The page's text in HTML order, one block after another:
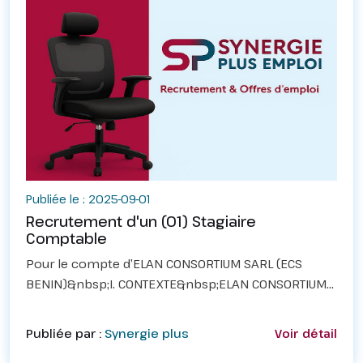
Publiée le : 2025-09-01
Recrutement d'un (01) Stagiaire
Comptable
Pour le compte d’ELAN CONSORTIUM SARL (ECS
BENIN)&nbsp;I. CONTEXTE&nbsp;ELAN CONSORTIUM
des associés est Cabinet d’Etude et de Conseil en
Banque, Finance...
Publiée par : Synergie plus Voir détail